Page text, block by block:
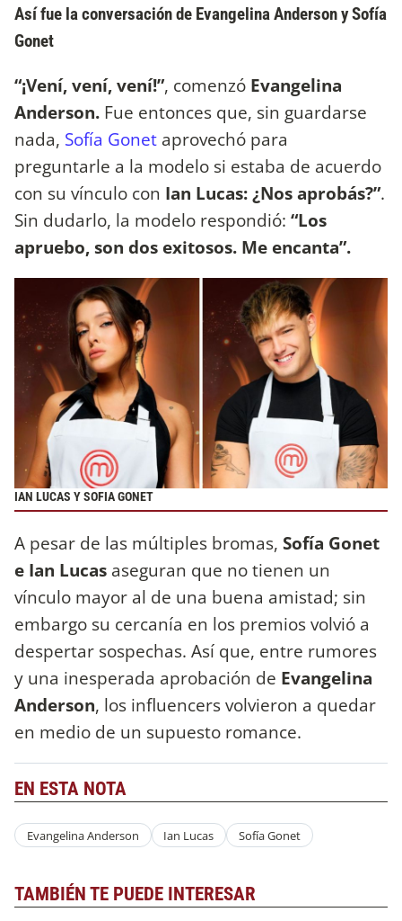
Así fue la conversación de Evangelina Anderson y Sofía
Gonet
“¡Vení, vení, vení!”, comenzó Evangelina
Anderson. Fue entonces que, sin guardarse
nada, Sofía Gonet aprovechó para
preguntarle a la modelo si estaba de acuerdo
con su vínculo con Ian Lucas: ¿Nos aprobás?”.
Sin dudarlo, la modelo respondió: “Los
apruebo, son dos exitosos. Me encanta”.
IAN LUCAS Y SOFIA GONET
A pesar de las múltiples bromas, Sofía Gonet
e Ian Lucas aseguran que no tienen un
vínculo mayor al de una buena amistad; sin
embargo su cercanía en los premios volvió a
despertar sospechas. Así que, entre rumores
y una inesperada aprobación de Evangelina
Anderson, los influencers volvieron a quedar
en medio de un supuesto romance.
EN ESTA NOTA
Evangelina Anderson Ian Lucas Sofía Gonet
TAMBIÉN TE PUEDE INTERESAR